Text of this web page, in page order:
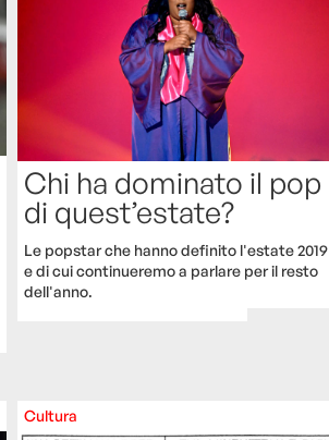
Chi ha dominato il pop
di quest’estate?
Le popstar che hanno definito l'estate 2019
e di cui continueremo a parlare per il resto
dell'anno.
Cultura